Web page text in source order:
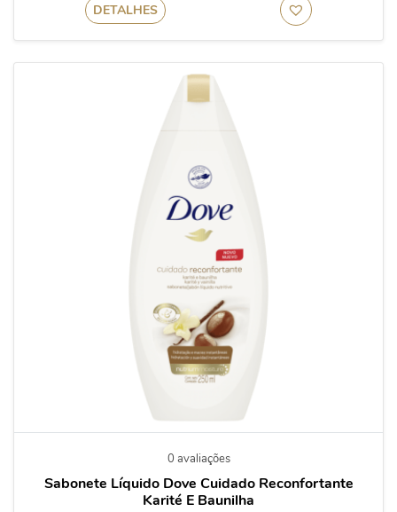
DETALHES
0 avaliações
Sabonete Líquido Dove Cuidado Reconfortante
Karité E Baunilha